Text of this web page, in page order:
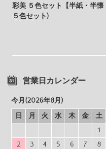
彩美 ５色セット【半紙・半懐
５色セット)
営業日カレンダー
今月(2026年8月)
日
月 火 水 木 金
土
1
2
3 4 5 6 7
8